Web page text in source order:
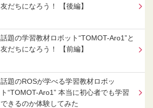
友だちになろう！ 【後編】
話題の学習教材ロボット“TOMOT-Aro1”と
友だちになろう！ 【前編】
話題のROSが学べる学習教材ロボッ
ト“TOMOT-Aro1” 本当に初心者でも学習
できるのか体験してみた